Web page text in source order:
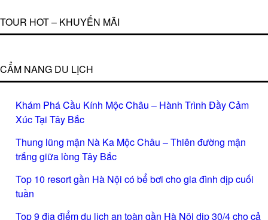
TOUR HOT – KHUYẾN MÃI
CẨM NANG DU LỊCH
Khám Phá Cầu Kính Mộc Châu – Hành Trình Đầy Cảm
Xúc Tại Tây Bắc
Thung lũng mận Nà Ka Mộc Châu – Thiên đường mận
trắng giữa lòng Tây Bắc
Top 10 resort gần Hà Nội có bể bơi cho gia đình dịp cuối
tuần
Top 9 địa điểm du lịch an toàn gần Hà Nội dịp 30/4 cho cả